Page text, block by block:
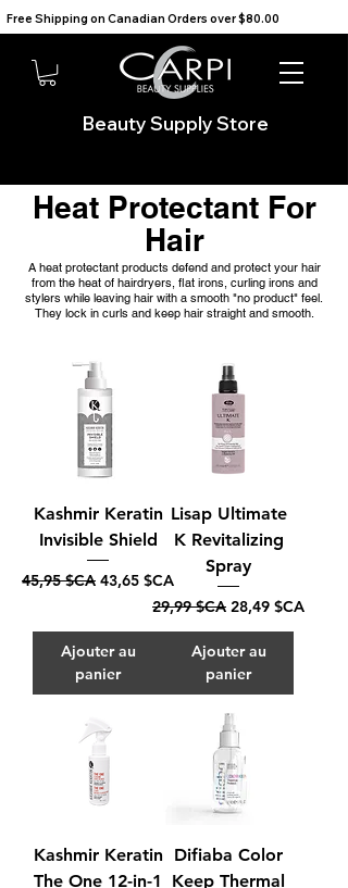
Beauty Supply Store
Free Shipping on Canadian Orders over $80.00
Heat Protectant For
Hair
A heat protectant products defend and protect your hair
from the heat of hairdryers, flat irons, curling irons and
stylers while leaving hair with a smooth "no product" feel.
They lock in curls and keep hair straight and smooth.
Kashmir Keratin
Invisible Shield
Prix original
45,95 $CA Prix promotionnel
43,65 $CA
Ajouter au
panier
Lisap Ultimate
K Revitalizing
Spray
Prix original
29,99 $CA Prix
28,49 $CA
Ajouter au
panier
Kashmir Keratin
The One 12-in-1
Difiaba Color
Keep Thermal